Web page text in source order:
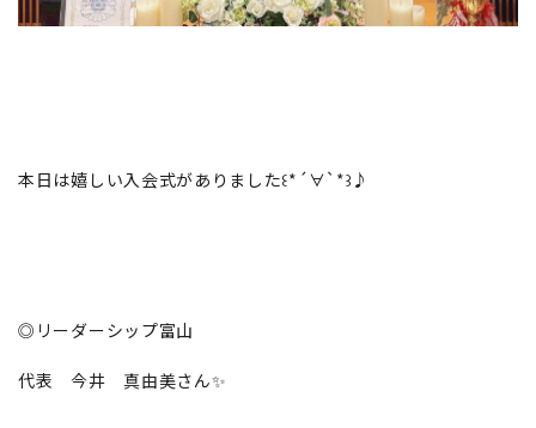
本日は嬉しい入会式がありました꒰*´∀`*꒱♪
◎リーダーシップ富山
代表 今井 真由美さん✨